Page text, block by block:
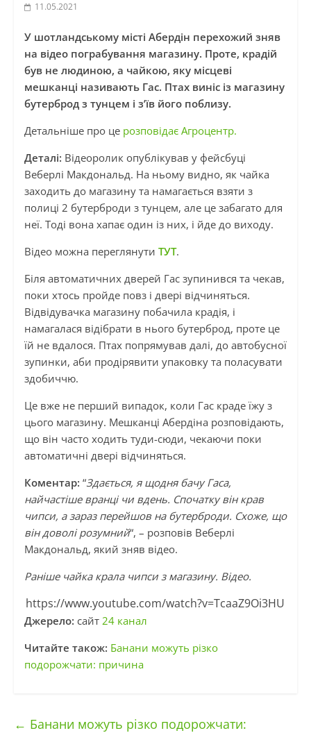
11.05.2021
У шотландському місті Абердін перехожий зняв
на відео пограбування магазину. Проте, крадій
був не людиною, а чайкою, яку місцеві
мешканці називають Гас. Птах виніс із магазину
бутерброд з тунцем і з’їв його поблизу.
Детальніше про це розповідає Агроцентр.
Деталі: Відеоролик опублікував у фейсбуці
Веберлі Макдональд. На ньому видно, як чайка
заходить до магазину та намагається взяти з
полиці 2 бутерброди з тунцем, але це забагато для
неї. Тоді вона хапає один із них, і йде до виходу.
Відео можна переглянути ТУТ.
Біля автоматичних дверей Гас зупинився та чекав,
поки хтось пройде повз і двері відчиняться.
Відвідувачка магазину побачила крадія, і
намагалася відібрати в нього бутерброд, проте це
їй не вдалося. Птах попрямував далі, до автобусної
зупинки, аби продірявити упаковку та поласувати
здобиччю.
Це вже не перший випадок, коли Гас краде їжу з
цього магазину. Мешканці Абердіна розповідають,
що він часто ходить туди-сюди, чекаючи поки
автоматичні двері відчиняться.
Коментар: “Здається, я щодня бачу Гаса,
найчастіше вранці чи вдень. Спочатку він крав
чипси, а зараз перейшов на бутерброди. Схоже, що
він доволі розумний“, – розповів Веберлі
Макдональд, який зняв відео.
Раніше чайка крала чипси з магазину. Відео.
https://www.youtube.com/watch?v=TcaaZ9Oi3HU
Джерело: сайт 24 канал
Читайте також: Банани можуть різко
подорожчати: причина
← Банани можуть різко подорожчати: